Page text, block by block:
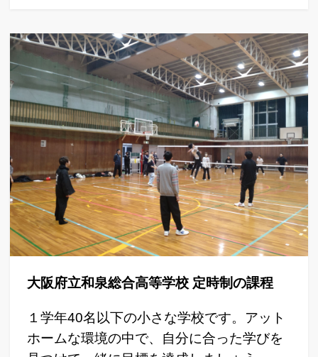
大阪府立和泉総合高等学校 定時制の課程
１学年40名以下の小さな学校です。アット
ホームな環境の中で、自分に合った学びを